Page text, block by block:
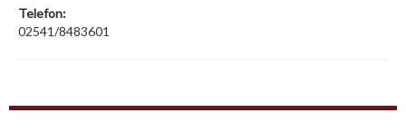
Telefon:
02541/8483601